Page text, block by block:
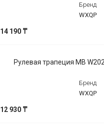
Бренд
WXQP
14 190 ₸
Рулевая трапеция MB
Бренд
WXQP
12 930 ₸